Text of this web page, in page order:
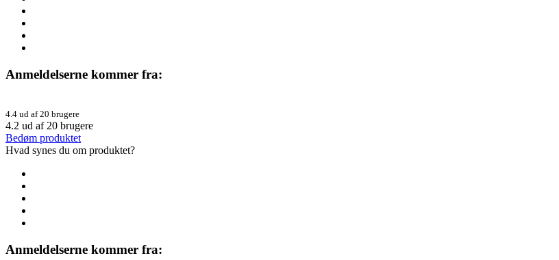
Anmeldelserne kommer fra:
4.4 ud af 20 brugere
4.2 ud af 20 brugere
Bedøm produktet
Hvad synes du om produktet?
Anmeldelserne kommer fra: